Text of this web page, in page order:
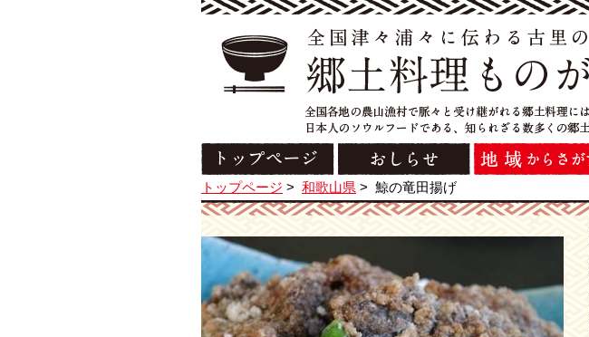
トップページ > 和歌山県 > 鯨の竜田揚げ